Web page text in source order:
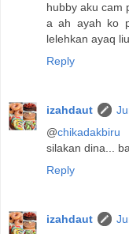
hubby aku cam
a ah ayah ko
lelehkan ayaq
Reply
izahdaut
@chikadakbiru
silakan dina...
Reply
izahdaut